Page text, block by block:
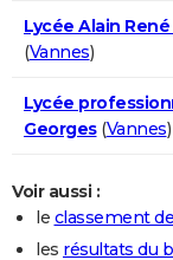
Lycée Alain
(Vannes)
Lycée
Georges(Vannes)
Voir aussi :
le classement
les résultats du